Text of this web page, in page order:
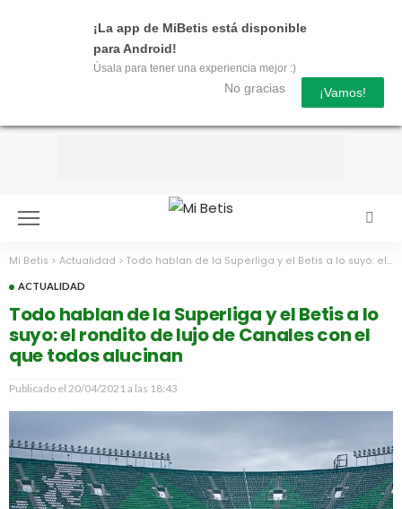
¡La app de MiBetis está disponible
para Android!
Úsala para tener una experiencia mejor :)
No gracias ¡Vamos!
Mi Betis > Actualidad > Todo hablan de la Superliga y el Betis a lo suyo: el rondito de lujo de Canales con el que todos alucinan
ACTUALIDAD
Todo hablan de la Superliga y el Betis a lo
suyo: el rondito de lujo de Canales con el
que todos alucinan
Publicado el 20/04/2021 a las 18:43